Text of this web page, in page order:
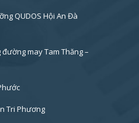
QUDOS Hội An Đà
may Tam Thăng –
Tri Phương